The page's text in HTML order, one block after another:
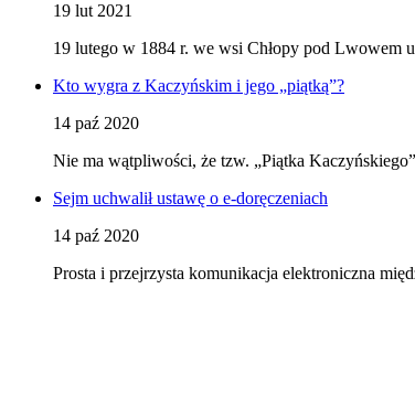
19 lut 2021
19 lutego w 1884 r. we wsi Chłopy pod Lwowem
Kto wygra z Kaczyńskim i jego „piątką”?
14 paź 2020
Nie ma wątpliwości, że tzw. „Piątka
Sejm uchwalił ustawę o e-doręczeniach
14 paź 2020
Prosta i przejrzysta komunikacja elektroniczna